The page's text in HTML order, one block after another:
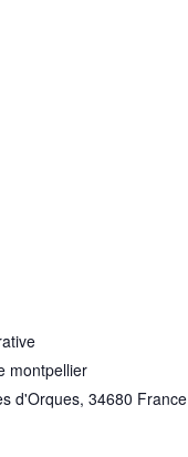
montpellier
d'Orques, 34680 France